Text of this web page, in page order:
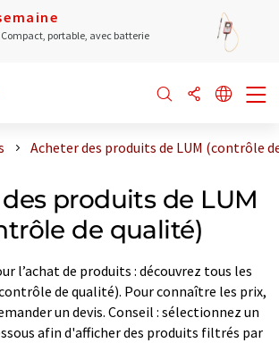
portable, avec batterie
Acheter des produits de LUM (contrôle
produits de LUM
de qualité)
l’achat de produits : découvrez tous les
de qualité). Pour connaître les prix,
un devis. Conseil : sélectionnez un
afin d'afficher des produits filtrés par